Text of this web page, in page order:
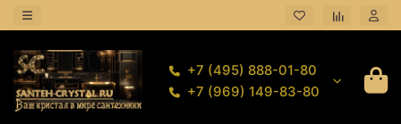
+7 (495) 888-01-80
+7 (969) 149-83-80